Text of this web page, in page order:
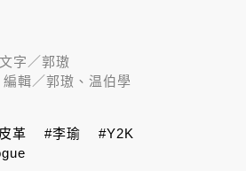
字／郭璈
編輯／郭璈、温伯學
革 #李瑜
#Y2K